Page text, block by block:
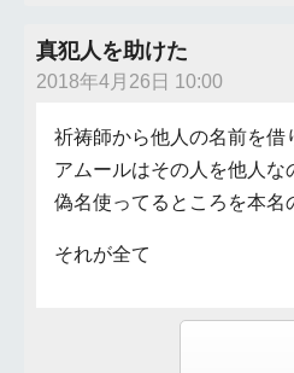
真犯人を助けた
2018年4月26日 10:00
祈祷師から他人の名前を借
アムールはその人を他人な
偽名使ってるところを本名
それが全て